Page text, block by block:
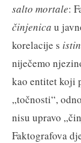
salto mortale:
činjenica u
korelacije s
niječemo
kao entitet koji
„točnosti“,
nisu upravo
Faktografova